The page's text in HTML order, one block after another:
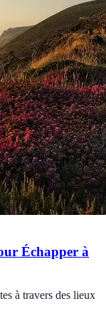
Échapper à
à travers des lieux